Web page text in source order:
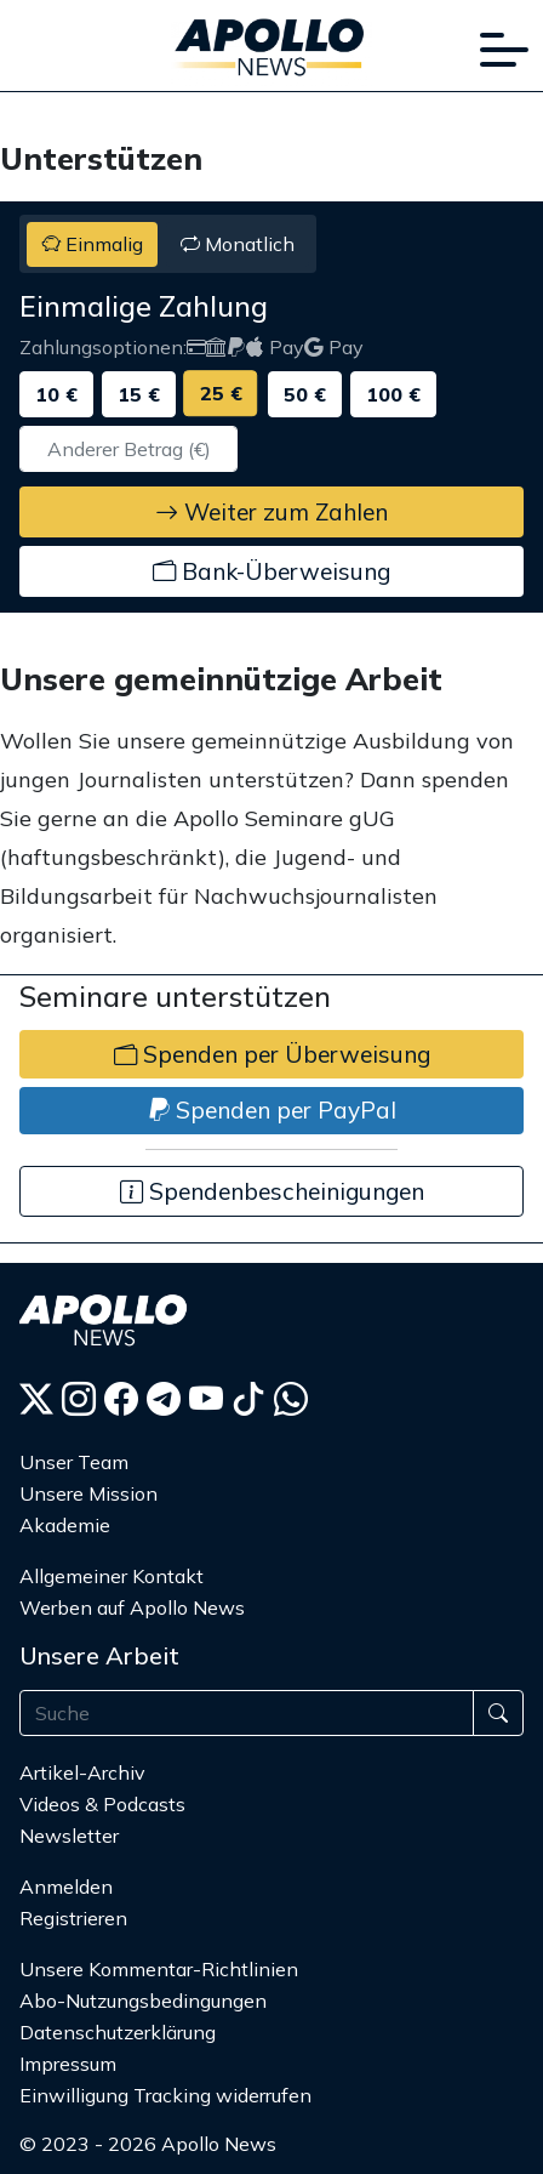
Unterstützen
Einmalig Monatlich
Einmalige Zahlung
Zahlungsoptionen: Pay
Pay
10 €
15 € 25 € 50 € 100 €
Weiter zum Zahlen
Bank-Überweisung
Unsere gemeinnützige Arbeit
Wollen Sie unsere gemeinnützige Ausbildung von
jungen Journalisten unterstützen? Dann spenden
Sie gerne an die Apollo Seminare gUG
(haftungsbeschränkt), die Jugend- und
Bildungsarbeit für Nachwuchsjournalisten
organisiert.
Seminare unterstützen
Spenden per Überweisung
Spenden per PayPal
Spendenbescheinigungen
Unser Team
Unsere Mission
Akademie
Allgemeiner Kontakt
Werben auf Apollo News
Unsere Arbeit
Artikel-Archiv
Videos & Podcasts
Newsletter
Anmelden
Registrieren
Unsere Kommentar-Richtlinien
Abo-Nutzungsbedingungen
Datenschutzerklärung
Impressum
Einwilligung Tracking widerrufen
© 2023 - 2026 Apollo News